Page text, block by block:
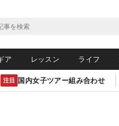
ア レッスン ライフ
注目 国内女子ツアー組み合わせ